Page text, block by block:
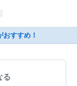
すすめ！
る